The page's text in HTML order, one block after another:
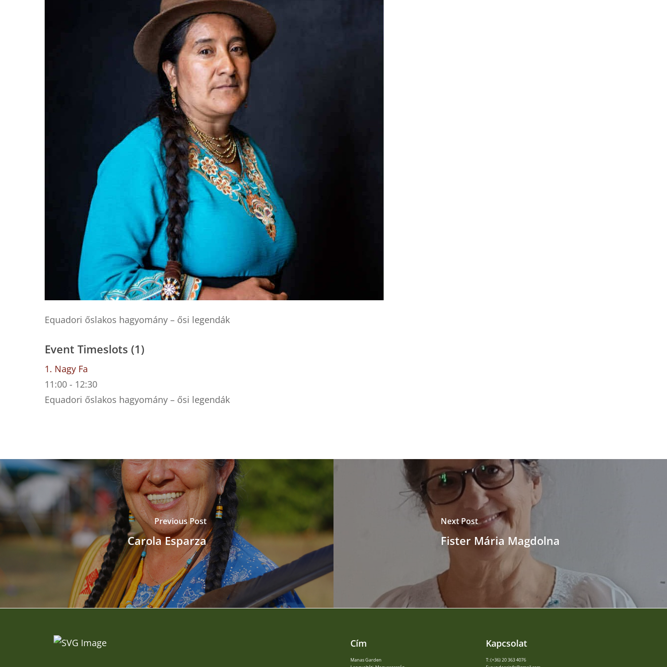
Equadori őslakos hagyomány – ősi legendák
Event Timeslots (1)
1. Nagy Fa
11:00 - 12:30
Equadori őslakos hagyomány – ősi legendák
Previous Post
Carola Esparza
Next Post
Fister Mária Magdolna
Cím
Manas Garden
Kapcsolat
T: (+36) 20 363 4076